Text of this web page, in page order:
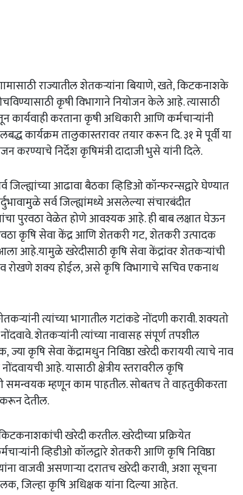
राज्यातील शेतकऱ्यांना बियाणे, खते, किटकनाशके
कृषी विभागाने नियोजन केले आहे. त्यासाठी
करताना कृषी अधिकारी आणि कर्मचाऱ्यांनी
कार्यक्रम तालुकास्तरावर तयार करून दि. ३१ मे पूर्वी या
करण्याचे निर्देश कृषिमंत्री दादाजी भुसे यांनी दिले.
जिल्ह्यांच्या आढावा बैठका व्हिडिओ कॉन्फरन्सद्वारे घेण्यात
सर्व जिल्ह्यांमध्ये असलेल्या संचारबंदीत
पुरवठा वेळेत होणे आवश्यक आहे. ही बाब लक्षात घेऊन
कृषि सेवा केंद्र आणि शेतकरी गट, शेतकरी उत्पादक
आहे.यामुळे खरेदीसाठी कृषि सेवा केंद्रांवर शेतकऱ्यांची
रोखणे शक्य होईल, असे कृषि विभागाचे सचिव एकनाथ
त्यांच्या भागातील गटांकडे नोंदणी करावी. शक्यतो
शेतकऱ्यांनी त्यांच्या नावासह संपूर्ण तपशील
कृषि सेवा केंद्रामधुन निविष्ठा खरेदी कराययी त्याचे नाव
आहे. यासाठी क्षेत्रीय स्तरावरील कृषि
समन्वयक म्हणून काम पाहतील. सोबतच ते वाहतुकीकरता
देतील.
खरेदी करतील. खरेदीच्या प्रक्रियेत
व्हिडीओ कॉलद्वारे शेतकरी आणि कृषि निविष्ठा
वाजवी असणाऱ्या दरातच खरेदी करावी, अशा सूचना
जिल्हा कृषि अधिक्षक यांना दिल्या आहेत.